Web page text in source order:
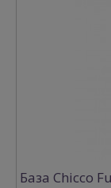
База Chicco